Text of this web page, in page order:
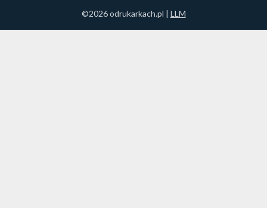
©2026 odrukarkach.pl | LLM